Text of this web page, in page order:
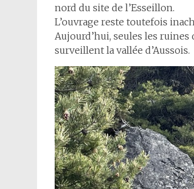
nord du site de l’Esseillon.
L’ouvrage reste toutefois
Aujourd’hui, seules les
surveillent la vallée d’Aussois.